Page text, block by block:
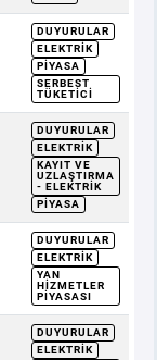
DUYURULAR
ELEKTRIK
PIYASA
SERBEST
TÜKETICI
DUYURULAR
ELEKTRIK
KAYIT VE
UZLAŞTIRMA
- ELEKTRIK
PIYASA
DUYURULAR
ELEKTRIK
YAN
HIZMETLER
PIYASASI
DUYURULAR
ELEKTRIK